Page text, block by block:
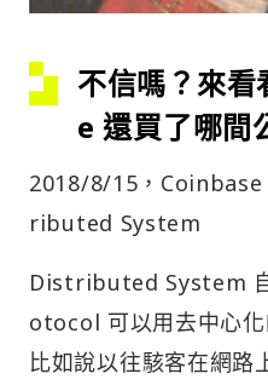
不信嗎？來
e 還買了哪間
2018/8/15，
ributed System
Distributed System
otocol 可以用去中心化
比如說以往駭客在網路